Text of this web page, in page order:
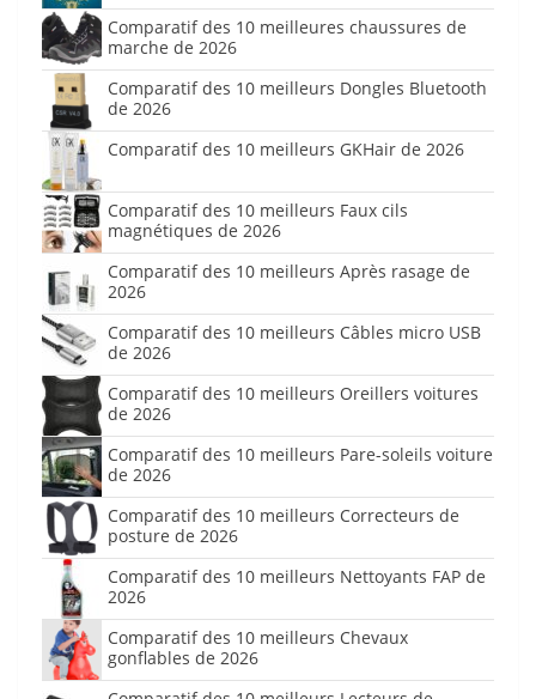
Comparatif des 10 meilleures chaussures de
marche de 2026
Comparatif des 10 meilleurs Dongles Bluetooth
de 2026
Comparatif des 10 meilleurs GKHair de 2026
Comparatif des 10 meilleurs Faux cils
magnétiques de 2026
Comparatif des 10 meilleurs Après rasage de
2026
Comparatif des 10 meilleurs Câbles micro USB
de 2026
Comparatif des 10 meilleurs Oreillers voitures
de 2026
Comparatif des 10 meilleurs Pare-soleils voiture
de 2026
Comparatif des 10 meilleurs Correcteurs de
posture de 2026
Comparatif des 10 meilleurs Nettoyants FAP de
2026
Comparatif des 10 meilleurs Chevaux
gonflables de 2026